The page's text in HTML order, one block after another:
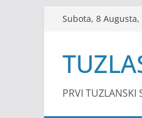
Subota, 8 Augusta,
PRVI TUZLANSKI